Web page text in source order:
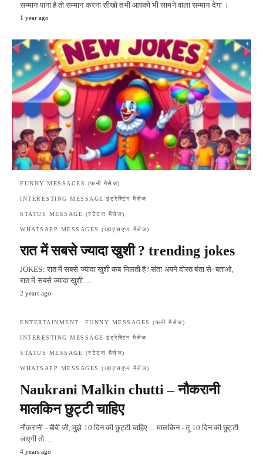
सम्मान पाना है तो सम्मान करना सीखो तभी आपको भी सामने वाला सम्मान देगा ।
1 year ago
FUNNY MESSAGES (फनी मैसेज)
INTERESTING MESSAGE इंट्रेस्टिंग मैसेज
STATUS MESSAGE (स्टेटस मैसेज)
WHATSAPP MESSAGES (व्हाट्सएप्प मैसेज)
रात में सबसे ज्यादा खुशी ? trending jokes
JOKES: रात में सबसे ज्यादा खुशी कब मिलती है? संता अपने दोस्त बंता से- बताओ,
रात में सबसे ज्यादा खुशी…
2 years ago
ENTERTAINMENT FUNNY MESSAGES (फनी मैसेज)
INTERESTING MESSAGE इंट्रेस्टिंग मैसेज
STATUS MESSAGE (स्टेटस मैसेज)
WHATSAPP MESSAGES (व्हाट्सएप्प मैसेज)
Naukrani Malkin chutti – नौकरानी
मालकिन छुट्टी चाहिए
नौकरानी - बीबी जी, मुझे 10 दिन की छुट्टी चाहिए ... मालकिन - तू 10 दिन की छुट्टी
जाएगी तो…
4 years ago